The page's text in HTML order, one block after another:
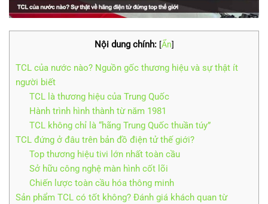
Nội dung chính: [Ẩn]
TCL của nước nào? Nguồn gốc thương hiệu và sự thật ít
người biết
TCL là thương hiệu của Trung Quốc
Hành trình hình thành từ năm 1981
TCL không chỉ là “hãng Trung Quốc thuần túy”
TCL đứng ở đâu trên bản đồ điện tử thế giới?
Top thương hiệu tivi lớn nhất toàn cầu
Sở hữu công nghệ màn hình cốt lõi
Chiến lược toàn cầu hóa thông minh
Sản phẩm TCL có tốt không? Đánh giá khách quan từ